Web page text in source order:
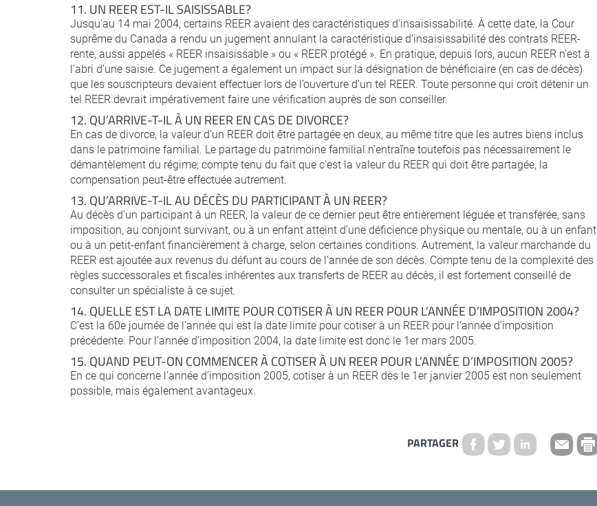
11. UN REER EST-IL SAISISSABLE?
Jusqu’au 14 mai 2004, certains REER avaient des caractéristiques d’insaisissabilité. À cette date, la Cour
suprême du Canada a rendu un jugement annulant la caractéristique d’insaisissabilité des contrats REER-
rente, aussi appelés « REER insaisissable » ou « REER protégé ». En pratique, depuis lors, aucun REER n’est à
l’abri d’une saisie. Ce jugement a également un impact sur la désignation de bénéficiaire (en cas de décès)
que les souscripteurs devaient effectuer lors de l’ouverture d’un tel REER. Toute personne qui croit détenir un
tel REER devrait impérativement faire une vérification auprès de son conseiller.
12. QU’ARRIVE-T-IL À UN REER EN CAS DE DIVORCE?
En cas de divorce, la valeur d’un REER doit être partagée en deux, au même titre que les autres biens inclus
dans le patrimoine familial. Le partage du patrimoine familial n’entraîne toutefois pas nécessairement le
démantèlement du régime; compte tenu du fait que c’est la valeur du REER qui doit être partagée, la
compensation peut-être effectuée autrement.
13. QU’ARRIVE-T-IL AU DÉCÈS DU PARTICIPANT À UN REER?
Au décès d’un participant à un REER, la valeur de ce dernier peut être entièrement léguée et transférée, sans
imposition, au conjoint survivant, ou à un enfant atteint d’une déficience physique ou mentale, ou à un enfant
ou à un petit-enfant financièrement à charge, selon certaines conditions. Autrement, la valeur marchande du
REER est ajoutée aux revenus du défunt au cours de l’année de son décès. Compte tenu de la complexité des
règles successorales et fiscales inhérentes aux transferts de REER au décès, il est fortement conseillé de
consulter un spécialiste à ce sujet.
14. QUELLE EST LA DATE LIMITE POUR COTISER À UN REER POUR L’ANNÉE D’IMPOSITION 2004?
C’est la 60e journée de l’année qui est la date limite pour cotiser à un REER pour l’année d’imposition
précédente. Pour l’année d’imposition 2004, la date limite est donc le 1er mars 2005.
15. QUAND PEUT-ON COMMENCER À COTISER À UN REER POUR L’ANNÉE D’IMPOSITION 2005?
En ce qui concerne l’année d’imposition 2005, cotiser à un REER dès le 1er janvier 2005 est non seulement
possible, mais également avantageux.
PARTAGER